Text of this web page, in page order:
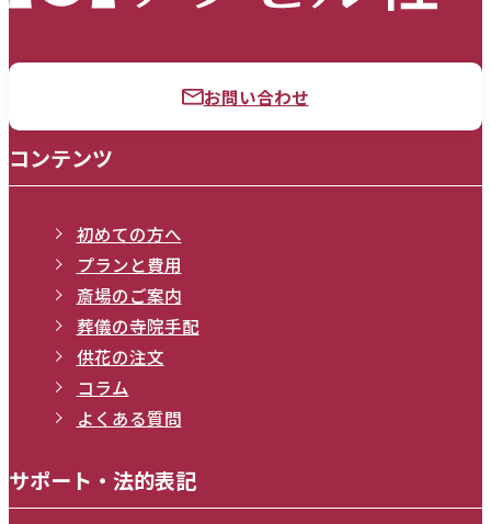
お問い合わせ
コンテンツ
初めての方へ
プランと費用
斎場のご案内
葬儀の寺院手配
供花の注文
コラム
よくある質問
サポート・法的表記